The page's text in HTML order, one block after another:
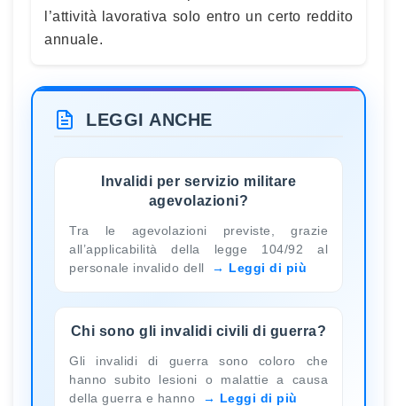
l’attività lavorativa solo entro un certo reddito
annuale.
LEGGI ANCHE
Invalidi per servizio militare
agevolazioni?
Tra le agevolazioni previste, grazie
all’applicabilità della legge 104/92 al
personale invalido dell
Leggi di più
Chi sono gli invalidi civili di guerra?
Gli invalidi di guerra sono coloro che
hanno subito lesioni o malattie a causa
della guerra e hanno
Leggi di più